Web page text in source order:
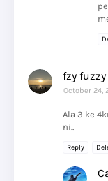
fzy fuzzy
October 24,
Ala 3 ke
ni..
Reply